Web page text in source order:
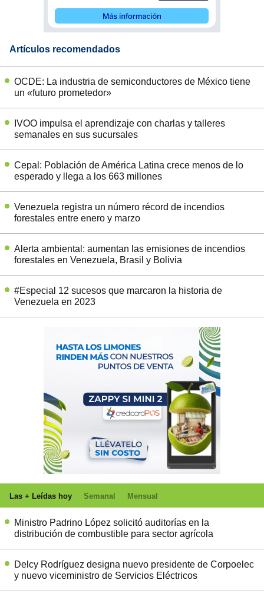
Artículos recomendados
OCDE: La industria de semiconductores de México tiene
un «futuro prometedor»
IVOO impulsa el aprendizaje con charlas y talleres
semanales en sus sucursales
Cepal: Población de América Latina crece menos de lo
esperado y llega a los 663 millones
Venezuela registra un número récord de incendios
forestales entre enero y marzo
Alerta ambiental: aumentan las emisiones de incendios
forestales en Venezuela, Brasil y Bolivia
#Especial 12 sucesos que marcaron la historia de
Venezuela en 2023
Las + Leídas hoy Semanal Mensual
Ministro Padrino López solicitó auditorías en la
distribución de combustible para sector agrícola
Delcy Rodríguez designa nuevo presidente de Corpoelec
y nuevo viceministro de Servicios Eléctricos